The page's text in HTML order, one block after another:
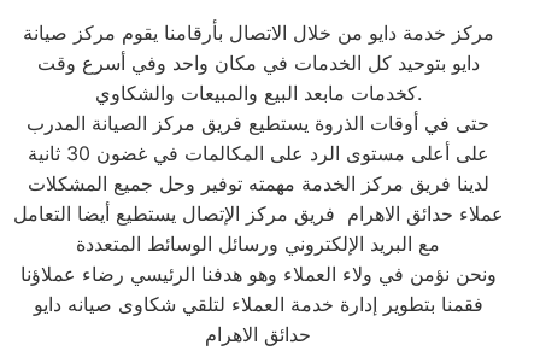
مركز خدمة دايو من خلال الاتصال بأرقامنا يقوم مركز صيانة
دايو بتوحيد كل الخدمات في مكان واحد وفي أسرع وقت
كخدمات مابعد البيع والمبيعات والشكاوي.
حتى في أوقات الذروة يستطيع فريق مركز الصيانة المدرب
على أعلى مستوى الرد على المكالمات في غضون 30 ثانية
لدينا فريق مركز الخدمة مهمته توفير وحل جميع المشكلات
عملاء حدائق الاهرام فريق مركز الإتصال يستطيع أيضا التعامل
مع البريد الإلكتروني ورسائل الوسائط المتعددة
ونحن نؤمن في ولاء العملاء وهو هدفنا الرئيسي رضاء عملاؤنا
فقمنا بتطوير إدارة خدمة العملاء لتلقي شكاوى صيانه دايو
حدائق الاهرام